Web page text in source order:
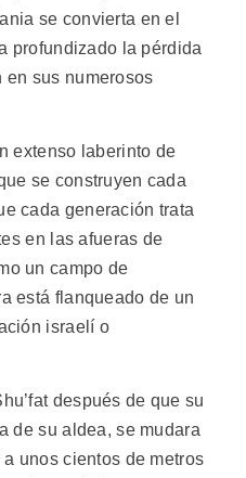
se convierta en el
profundizado la pérdida
sus numerosos
extenso laberinto de
se construyen cada
cada generación trata
en las afueras de
un campo de
está flanqueado de un
israelí o
después de que su
de su aldea, se mudara
unos cientos de metros